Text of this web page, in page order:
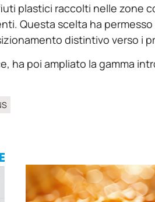
plastici raccolti nelle zone
Questa scelta ha
distintivo verso i
ha poi ampliato la gamma